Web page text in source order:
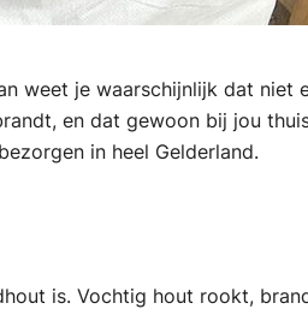
weet je waarschijnlijk dat niet
en dat gewoon bij jou
in heel Gelderland.
is. Vochtig hout rookt,